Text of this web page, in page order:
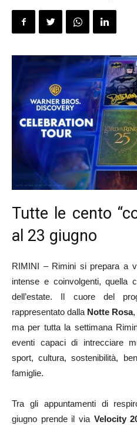
Tutte le cento
al 23 giugno
RIMINI – Rimini si prepara a
intense e coinvolgenti, quella
dell’estate. Il cuore del
rappresentato dalla Notte Rosa,
ma per tutta la settimana
eventi capaci di intrecciare
sport, cultura, sostenibilità,
famiglie.
Tra gli appuntamenti di
giugno prende il via Velocity